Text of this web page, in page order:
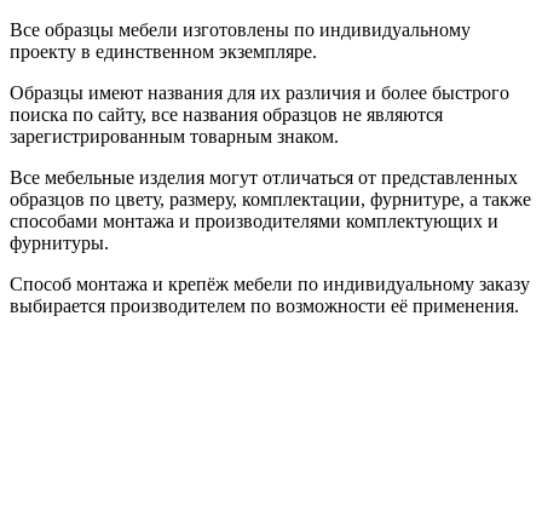
Все образцы мебели изготовлены по индивидуальному
проекту в единственном экземпляре.
Образцы имеют названия для их различия и более быстрого
поиска по сайту, все названия образцов не являются
зарегистрированным товарным знаком.
Все мебельные изделия могут отличаться от представленных
образцов по цвету, размеру, комплектации, фурнитуре, а также
способами монтажа и производителями комплектующих и
фурнитуры.
Способ монтажа и крепёж мебели по индивидуальному заказу
выбирается производителем по возможности её применения.